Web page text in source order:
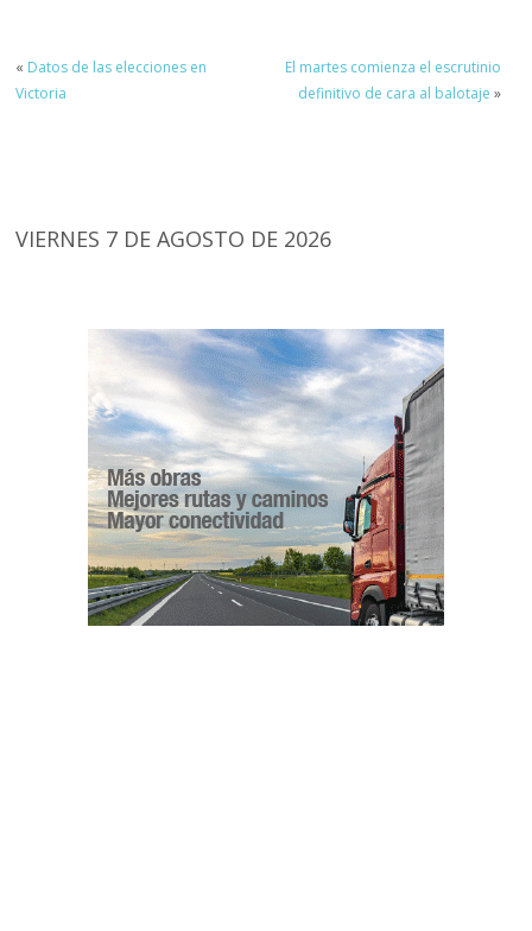
« Datos de las elecciones en
Victoria
El martes comienza el escrutinio
definitivo de cara al balotaje »
VIERNES 7 DE AGOSTO DE 2026